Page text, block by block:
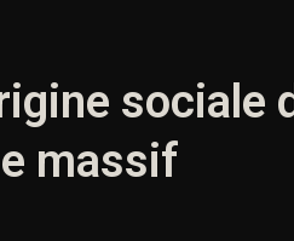
sociale
massif